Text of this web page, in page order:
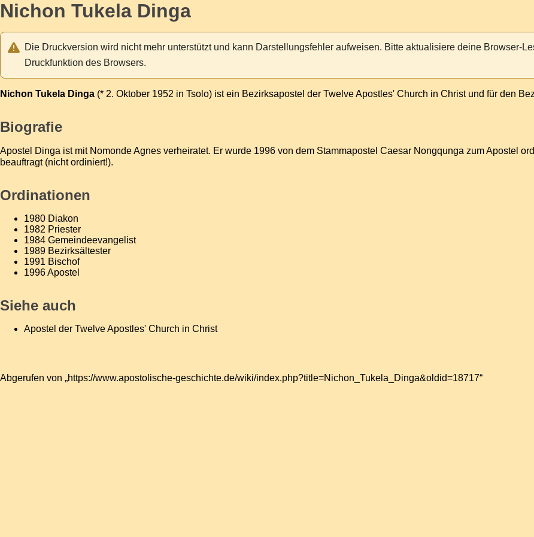
Nichon Tukela Dinga
Die Druckversion wird nicht mehr unterstützt und kann Darstellungsfehler aufweisen. Bitte aktualisiere deine Browser-
Druckfunktion des Browsers.
Nichon Tukela Dinga (* 2. Oktober 1952 in Tsolo) ist ein Bezirksapostel der Twelve Apostles' Church in Christund für den
Biografie
Apostel Dinga ist mit Nomonde Agnes verheiratet. Er wurde 1996 von dem Stammapostel Caesar Nongqunga zum Apostel
beauftragt (nicht ordiniert!).
Ordinationen
1980 Diakon
1982 Priester
1984 Gemeindeevangelist
1989 Bezirksältester
1991 Bischof
1996Apostel
Siehe auch
Apostel der Twelve Apostles' Church in Christ
Abgerufen von „https://www.apostolische-geschichte.de/wiki/index.php?title=Nichon_Tukela_Dinga&oldid=18717“